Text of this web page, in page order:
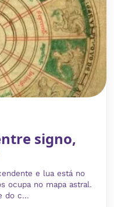
signo,
e lua está no
ocupa no mapa astral.
do c...